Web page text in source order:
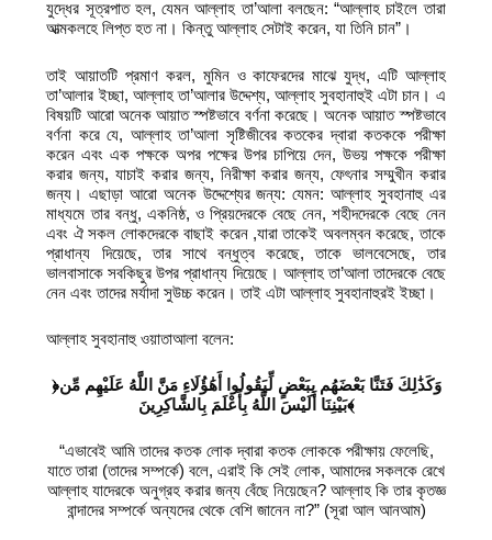
যুদ্ধের সূত্রপাত হল, যেমন আল্লাহ তা’আলা বলছেন: “আল্লাহ চাইলে তারা
আত্মকলহে লিপ্ত হত না। কিন্তু আল্লাহ সেটাই করেন, যা তিনি চান”।
তাই আয়াতটি প্রমাণ করল, মুমিন ও কাফেরদের মাঝে যুদ্ধ, এটি আল্লাহ
তা’আলার ইচ্ছা, আল্লাহ তা’আলার উদ্দেশ্য, আল্লাহ সুবহানাহুই এটা চান। এ
বিষয়টি আরো অনেক আয়াত স্পষ্টভাবে বর্ণনা করেছে। অনেক আয়াত স্পষ্টভাবে
বর্ণনা করে যে, আল্লাহ তা’আলা সৃষ্টিজীবের কতকের দ্বারা কতককে পরীক্ষা
করেন এবং এক পক্ষকে অপর পক্ষের উপর চাপিয়ে দেন, উভয় পক্ষকে পরীক্ষা
করার জন্য, যাচাই করার জন্য, নিরীক্ষা করার জন্য, ফেৎনার সম্মুখীন করার
জন্য। এছাড়া আরো অনেক উদ্দেশ্যের জন্য: যেমন: আল্লাহ সুবহানাহু এর
মাধ্যমে তার বন্ধু, একনিষ্ঠ, ও প্রিয়দেরকে বেছে নেন, শহীদদেরকে বেছে নেন
এবং ঐ সকল লোকদেরকে বাছাই করেন ,যারা তাকেই অবলম্বন করেছে, তাকে
প্রাধান্য দিয়েছে, তার সাথে বন্ধুত্ব করেছে, তাকে ভালবেসেছে, তার
ভালবাসাকে সবকিছুর উপর প্রাধান্য দিয়েছে। আল্লাহ তা’আলা তাদেরকে বেছে
নেন এবং তাদের মর্যাদা সুউচ্চ করেন। তাই এটা আল্লাহ সুবহানাহুরই ইচ্ছা।
আল্লাহ সুবহানাহু ওয়াতাআলা বলেন:
﴿وَكَذَٰلِكَ فَتَنَّا بَعْضَهُم بِبَعْضٍ لِّيَقُولُوا أَهَٰؤُلَاءِ مَنَّ اللَّهُ عَلَيْهِم مِّن
بَيْنِنَا أَلَيْسَ اللَّهُ بِأَعْلَمَ بِالشَّاكِرِينَ﴾
“এভাবেই আমি তাদের কতক লোক দ্বারা কতক লোককে পরীক্ষায় ফেলেছি,
যাতে তারা (তাদের সম্পর্কে) বলে, এরাই কি সেই লোক, আমাদের সকলকে রেখে
আল্লাহ যাদেরকে অনুগ্রহ করার জন্য বেঁছে নিয়েছেন? আল্লাহ কি তার কৃতজ্ঞ
বান্দাদের সম্পর্কে অন্যদের থেকে বেশি জানেন না?” (সূরা আল আনআম)